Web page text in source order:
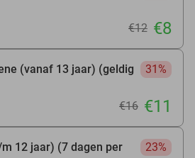
€12 €8
(vanaf 13 jaar) (geldig
31%
€16 €11
12 jaar) (7 dagen per
23%